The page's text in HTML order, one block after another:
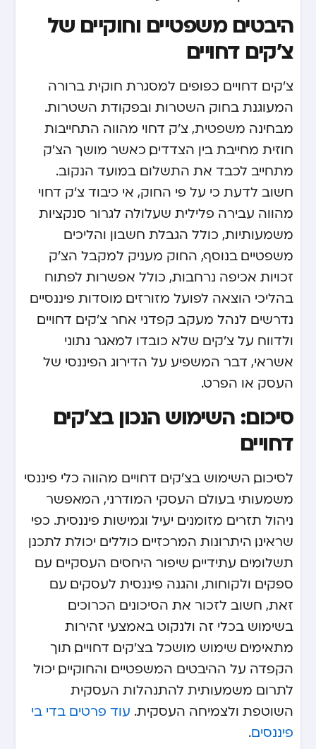
היבטים משפטיים וחוקיים של
צ'קים דחויים
צ'קים דחויים כפופים למסגרת חוקית ברורה
המעוגנת בחוק השטרות ובפקודת השטרות.
מבחינה משפטית, צ'ק דחוי מהווה התחייבות
חוזית מחייבת בין הצדדים, כאשר מושך הצ'ק
מתחייב לכבד את התשלום במועד הנקוב.
חשוב לדעת כי על פי החוק, אי כיבוד צ'ק דחוי
מהווה עבירה פלילית שעלולה לגרור סנקציות
משמעותיות, כולל הגבלת חשבון והליכים
משפטיים. בנוסף, החוק מעניק למקבל הצ'ק
זכויות אכיפה נרחבות, כולל אפשרות לפתוח
בהליכי הוצאה לפועל מזורזים. מוסדות פיננסיים
נדרשים לנהל מעקב קפדני אחר צ'קים דחויים
ולדווח על צ'קים שלא כובדו למאגר נתוני
אשראי, דבר המשפיע על הדירוג הפיננסי של
העסק או הפרט.
סיכום: השימוש הנכון בצ'קים
דחויים
לסיכום, השימוש בצ'קים דחויים מהווה כלי פיננסי
משמעותי בעולם העסקי המודרני, המאפשר
ניהול תזרים מזומנים יעיל וגמישות פיננסית. כפי
שראינו, היתרונות המרכזיים כוללים יכולת לתכנן
תשלומים עתידיים, שיפור היחסים העסקיים עם
ספקים ולקוחות, והגנה פיננסית לעסקים. עם
זאת, חשוב לזכור את הסיכונים הכרוכים
בשימוש בכלי זה ולנקוט באמצעי זהירות
מתאימים. שימוש מושכל בצ'קים דחויים, תוך
הקפדה על ההיבטים המשפטיים והחוקיים, יכול
לתרום משמעותית להתנהלות העסקית
השוטפת ולצמיחה העסקית. עוד פרטים בדי בי
פיננסים.